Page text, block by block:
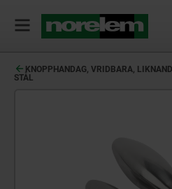
KNOPPHANDAG, VRIDBARA,
STÅL